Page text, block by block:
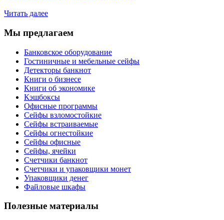
Читать далее
Мы предлагаем
Банковское оборудование
Гостиничные и мебельные сейфы
Детекторы банкнот
Книги о бизнесе
Книги об экономике
Кэшбоксы
Офисные программы
Сейфы взломостойкие
Сейфы встраиваемые
Сейфы огнестойкие
Сейфы офисные
Сейфы, ячейки
Счетчики банкнот
Счетчики и упаковщики монет
Упаковщики денег
Файловые шкафы
Полезные материалы